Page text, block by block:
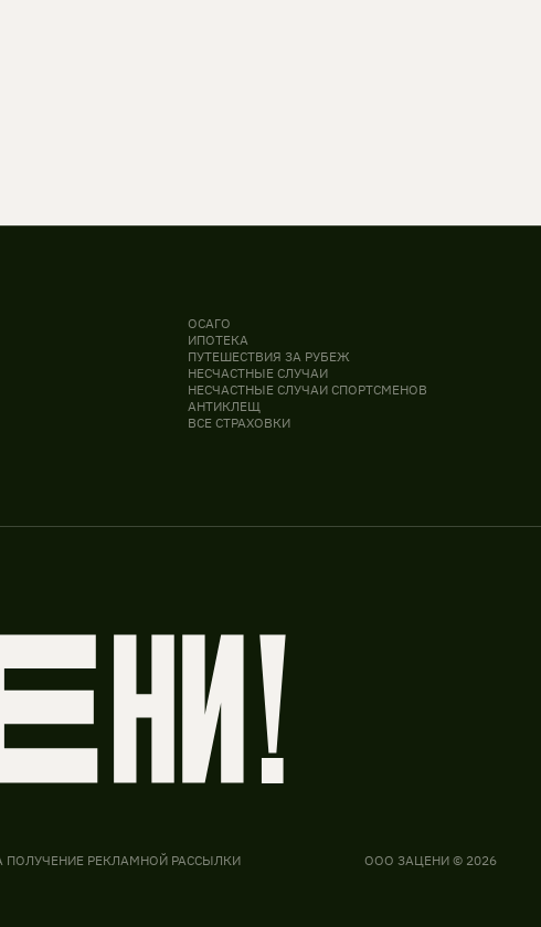
ОСАГО
ИПОТЕКА
ПУТЕШЕСТВИЯ ЗА РУБЕЖ
НЕСЧАСТНЫЕ СЛУЧАИ
НЕСЧАСТНЫЕ СЛУЧАИ СПОРТСМЕНОВ
АНТИКЛЕЩ
ВСЕ СТРАХОВКИ
ПОЛУЧЕНИЕ РЕКЛАМНОЙ РАССЫЛКИ ООО ЗАЦЕНИ © 2026